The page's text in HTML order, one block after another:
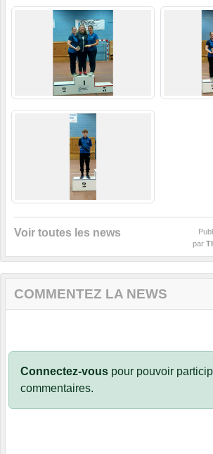
Voir toutes les news
par
COMMENTEZ LA NEWS
Connectez-vous pour pouvoir
commentaires.